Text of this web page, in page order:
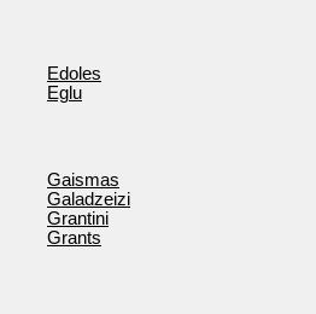
Edoles
Eglu
Gaismas
Galadzeizi
Grantini
Grants